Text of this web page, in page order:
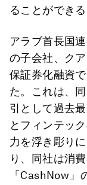
ることができる
アラブ首長国
の子会社、ク
保証券化融資
た。これは、
引として過去
とフィンテッ
力を浮き彫り
り、同社は消
「CashNow」